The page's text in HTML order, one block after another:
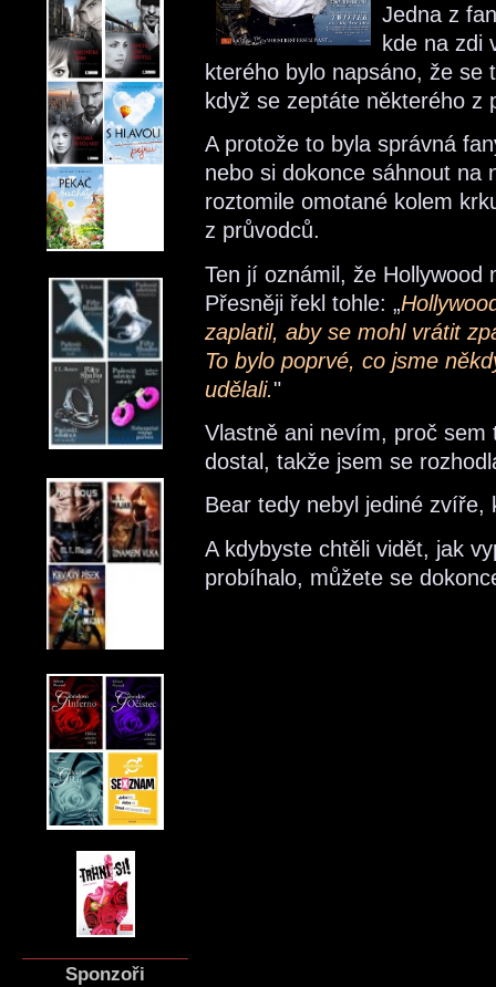
Sponzoři
Jedna z
kde na zdi
kterého bylo napsáno, že se
když se zeptáte některého
A protože to byla správná
nebo si dokonce sáhnout na
roztomile omotané kolem
z průvodců.
Ten jí oznámil, že Hollywood
Přesněji řekl tohle: „
zaplatil, aby se mohl vrátit
To bylo poprvé, co jsme
udělali."
Vlastně ani nevím, proč sem
dostal, takže jsem se
Bear tedy nebyl jediné zvíře,
A kdybyste chtěli vidět, jak
probíhalo, můžete se